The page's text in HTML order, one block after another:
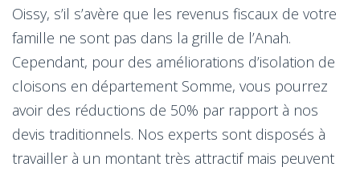
Oissy, s’il s’avère que les revenus fiscaux de votre
famille ne sont pas dans la grille de l’Anah.
Cependant, pour des améliorations d’isolation de
cloisons en département Somme, vous pourrez
avoir des réductions de 50% par rapport à nos
devis traditionnels. Nos experts sont disposés à
travailler à un montant très attractif mais peuvent